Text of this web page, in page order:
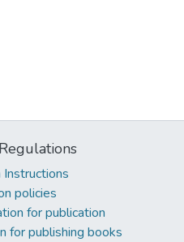
Instructions
policies
for publication
for publishing books